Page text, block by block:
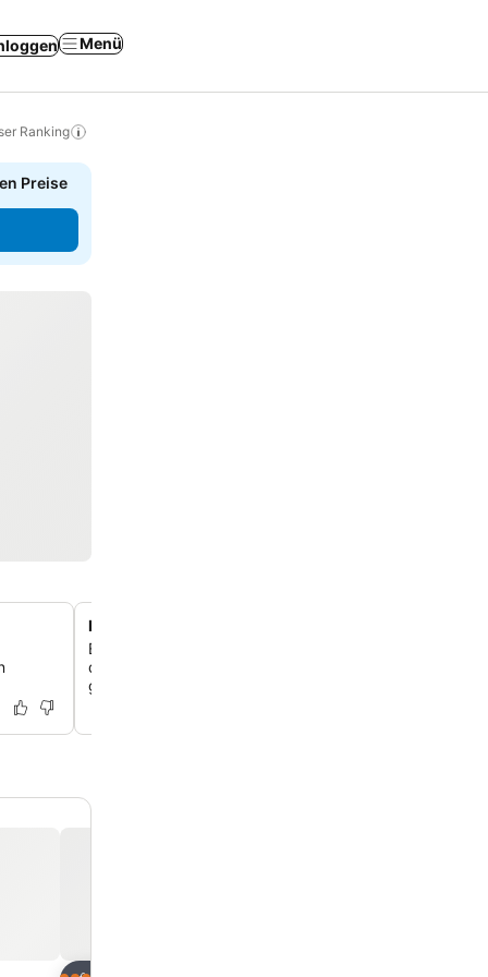
Menü
Ranking
Preise
Entspannte Bar mit Terrasse
Entspann dich in der einfachen Bar mit einer
die perfekt ist, um Getränke und die entspannte
genießen.